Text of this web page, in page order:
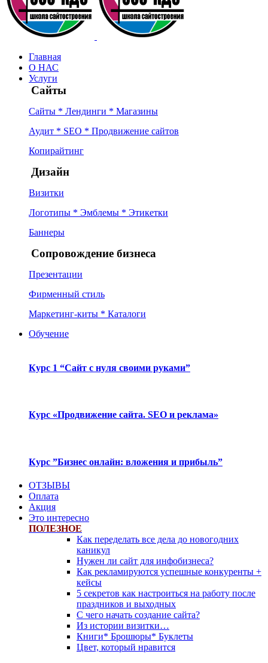
Главная
О НАС
Услуги
Сайты
Сайты * Лендинги * Магазины
Аудит * SEO * Продвижение сайтов
Копирайтинг
Дизайн
Визитки
Логотипы * Эмблемы * Этикетки
Баннеры
Сопровождение бизнеса
Презентации
Фирменный стиль
Маркетинг-киты * Каталоги
Обучение
Курс 1 “Сайт с нуля своими руками”
Курс «Продвижение сайта. SEO и реклама»
Курс ”Бизнес онлайн: вложения и прибыль”
ОТЗЫВЫ
Оплата
Акция
Это интересно
ПОЛЕЗНОЕ
Как переделать все дела до новогодних
каникул
Нужен ли сайт для инфобизнеса?
Как рекламируются успешные конкуренты +
кейсы
5 секретов как настроиться на работу после
праздников и выходных
С чего начать создание сайта?
Из истории визитки…
Книги* Брошюры* Буклеты
Цвет, который нравится